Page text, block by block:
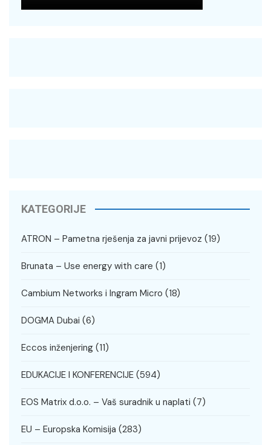
KATEGORIJE
ATRON – Pametna rješenja za javni prijevoz (19)
Brunata – Use energy with care (1)
Cambium Networks i Ingram Micro (18)
DOGMA Dubai (6)
Eccos inženjering (11)
EDUKACIJE I KONFERENCIJE (594)
EOS Matrix d.o.o. – Vaš suradnik u naplati (7)
EU – Europska Komisija (283)